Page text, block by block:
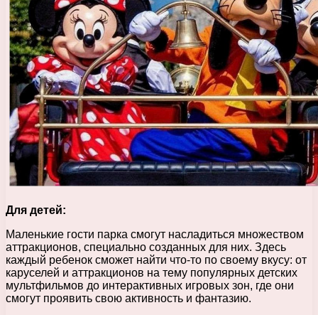
Для детей:
Маленькие гости парка смогут насладиться множеством
аттракционов, специально созданных для них. Здесь
каждый ребенок сможет найти что-то по своему вкусу: от
каруселей и аттракционов на тему популярных детских
мультфильмов до интерактивных игровых зон, где они
смогут проявить свою активность и фантазию.